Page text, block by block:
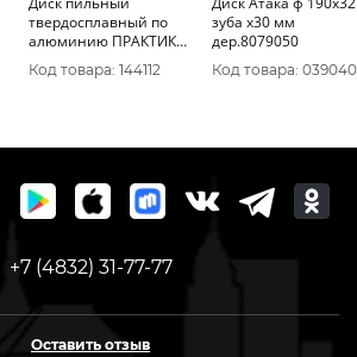
твердосплавный по
алюминию ПРАКТИКА
190 х 30\20\16 мм,
ТОНКИЙ, 64 зуба (922-
Код товара: 144112
зуба х30 мм
дер.8079050
Код товара: 039040
+7 (4832) 31-77-77
Оставить отзыв